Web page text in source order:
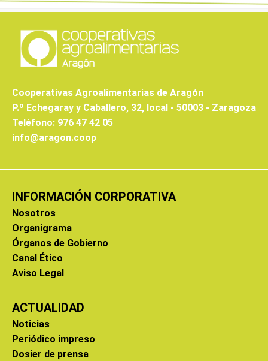
Cooperativas Agroalimentarias de Aragón
P.º Echegaray y Caballero, 32, local - 50003 - Zaragoza
Teléfono: 976 47 42 05
info@aragon.coop
INFORMACIÓN CORPORATIVA
Nosotros
Organigrama
Órganos de Gobierno
Canal Ético
Aviso Legal
ACTUALIDAD
Noticias
Periódico impreso
Dosier de prensa